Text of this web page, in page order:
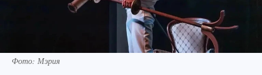
Фото: Мэрия